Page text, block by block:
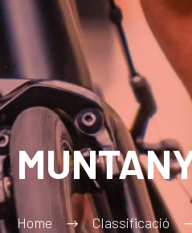
Home Classificació